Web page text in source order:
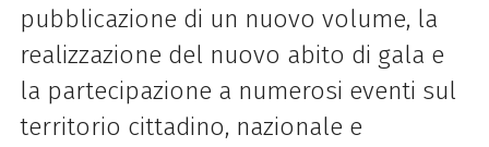
pubblicazione di un nuovo volume, la
realizzazione del nuovo abito di gala e
la partecipazione a numerosi eventi sul
territorio cittadino, nazionale e